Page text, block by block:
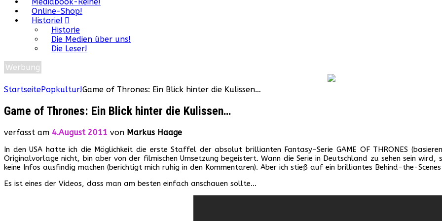
Online-Shop!
Historie!
Historie
Die Medien über uns!
Die Leser!
Werbung
StartseitePopkultur!Game of Thrones: Ein Blick hinter die Kulissen…
Game of Thrones: Ein Blick hinter die Kulissen…
verfasst am 4.August 2011 von Markus Haage
In den USA hatte ich die Möglichkeit die erste Staffel der absolut brillianten Fantasy-Serie GAME OF THRONES
Originalvorlage nicht, bin aber von der filmischen Umsetzung begeistert. Wann die Serie in Deutschland zu sehen sein
keine Infos ausfindig machen (berichtigt mich ruhig in den Kommentaren). Aber ich stieß auf ein brilliantes Behind-the-
Es ist eines der Videos, dass man am besten einfach anschauen sollte…